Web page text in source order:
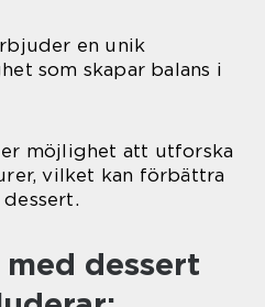
en unik
som skapar balans i
möjlighet att utforska
vilket kan förbättra
dessert